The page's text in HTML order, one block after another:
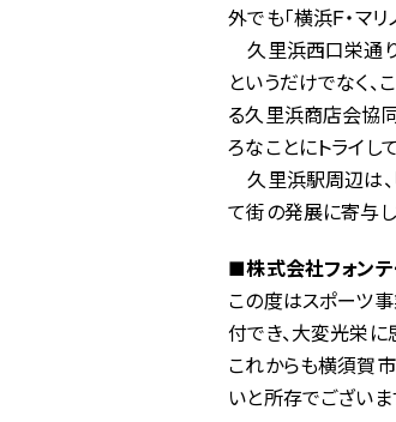
外でも「横浜F・マ
久里浜西口栄通り
というだけでなく
る久里浜商店会協
ろなことにトライし
久里浜駅周辺は、
て街の発展に寄与し
■株式会社フォン
この度はスポーツ
付でき、大変光栄に
これからも横須賀
いと所存でございま